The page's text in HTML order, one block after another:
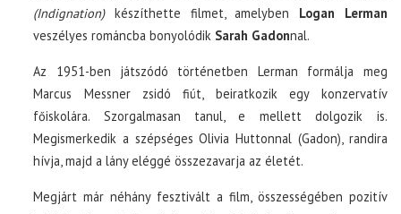
(Indignation)készíthette filmet, amelyben Logan Lerman
veszélyes románcba bonyolódik Sarah Gadonnal.
Az 1951-ben játszódó történetben Lerman formálja meg
Marcus Messner zsidó fiút, beiratkozik egy konzervatív
főiskolára. Szorgalmasan tanul, e mellett dolgozik is.
Megismerkedik a szépséges Olivia Huttonnal (Gadon), randira
hívja, majd a lány eléggé összezavarja az életét.
Megjárt már néhány fesztivált a film, összességében pozitív